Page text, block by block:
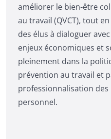
améliorer le bien-être
au travail (QVCT), tout
des élus à dialoguer
enjeux économiques et
pleinement dans la
prévention au travail et
professionnalisation
personnel.